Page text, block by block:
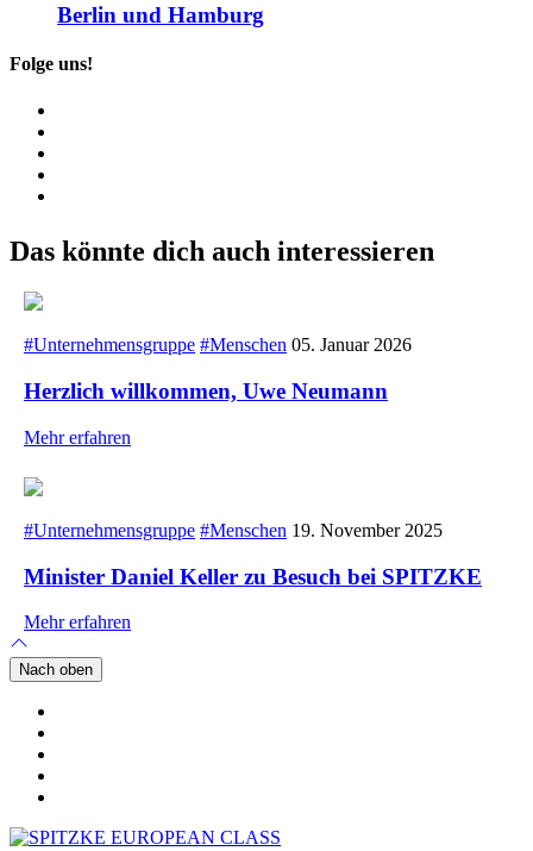
Berlin und Hamburg
Folge uns!
Das könnte dich auch interessieren
#Unternehmensgruppe #Menschen 05. Januar 2026
Herzlich willkommen, Uwe Neumann
Mehr erfahren
#Unternehmensgruppe #Menschen 19. November 2025
Minister Daniel Keller zu Besuch bei SPITZKE
Mehr erfahren
Nach oben